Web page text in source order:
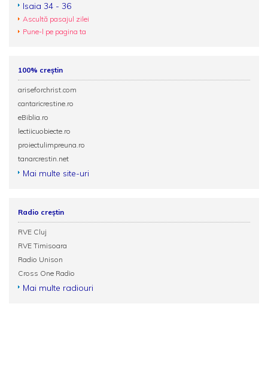
Isaia 34 - 36
Ascultă pasajul zilei
Pune-l pe pagina ta
100% creștin
ariseforchrist.com
cantaricrestine.ro
eBiblia.ro
lectiicuobiecte.ro
proiectulimpreuna.ro
tanarcrestin.net
Mai multe site-uri
Radio creștin
RVE Cluj
RVE Timisoara
Radio Unison
Cross One Radio
Mai multe radiouri